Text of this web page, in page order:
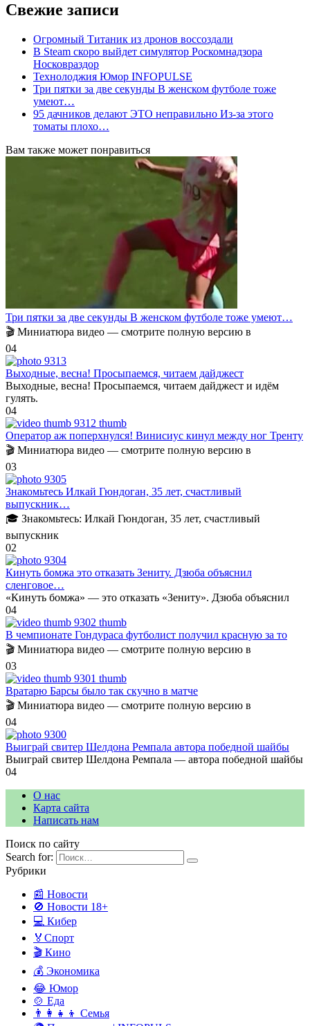
Свежие записи
Огромный Титаник из дронов воссоздали
В Steam скоро выйдет симулятор Роскомнадзора
Носковраздор
Технолоджия Юмор INFOPULSE
Три пятки за две секунды В женском футболе тоже
умеют…
95 дачников делают ЭТО неправильно Из-за этого
томаты плохо…
Вам также может понравиться
Три пятки за две секунды В женском футболе тоже умеют…
🎬 Миниатюра видео — смотрите полную версию в
04
Выходные, весна! Просыпаемся, читаем дайджест
Выходные, весна! Просыпаемся, читаем дайджест и идём
гулять.
04
Оператор аж поперхнулся! Винисиус кинул между ног Тренту
🎬 Миниатюра видео — смотрите полную версию в
03
Знакомьтесь Илкай Гюндоган, 35 лет, счастливый
выпускник…
🎓 Знакомьтесь: Илкай Гюндоган, 35 лет, счастливый
выпускник
02
Кинуть бомжа это отказать Зениту. Дзюба объяснил
сленговое…
«Кинуть бомжа» — это отказать «Зениту». Дзюба объяснил
04
В чемпионате Гондураса футболист получил красную за то
🎬 Миниатюра видео — смотрите полную версию в
03
Вратарю Барсы было так скучно в матче
🎬 Миниатюра видео — смотрите полную версию в
04
Выиграй свитер Шелдона Ремпала автора победной шайбы
Выиграй свитер Шелдона Ремпала — автора победной шайбы
04
О нас
Карта сайта
Написать нам
Поиск по сайту
Search for:
Рубрики
📰 Новости
🚫 Новости 18+
💻 Кибер
🏅Спорт
🎬 Кино
💰 Экономика
😂 Юмор
🍲 Еда
👨‍👩‍👧‍👦 Семья